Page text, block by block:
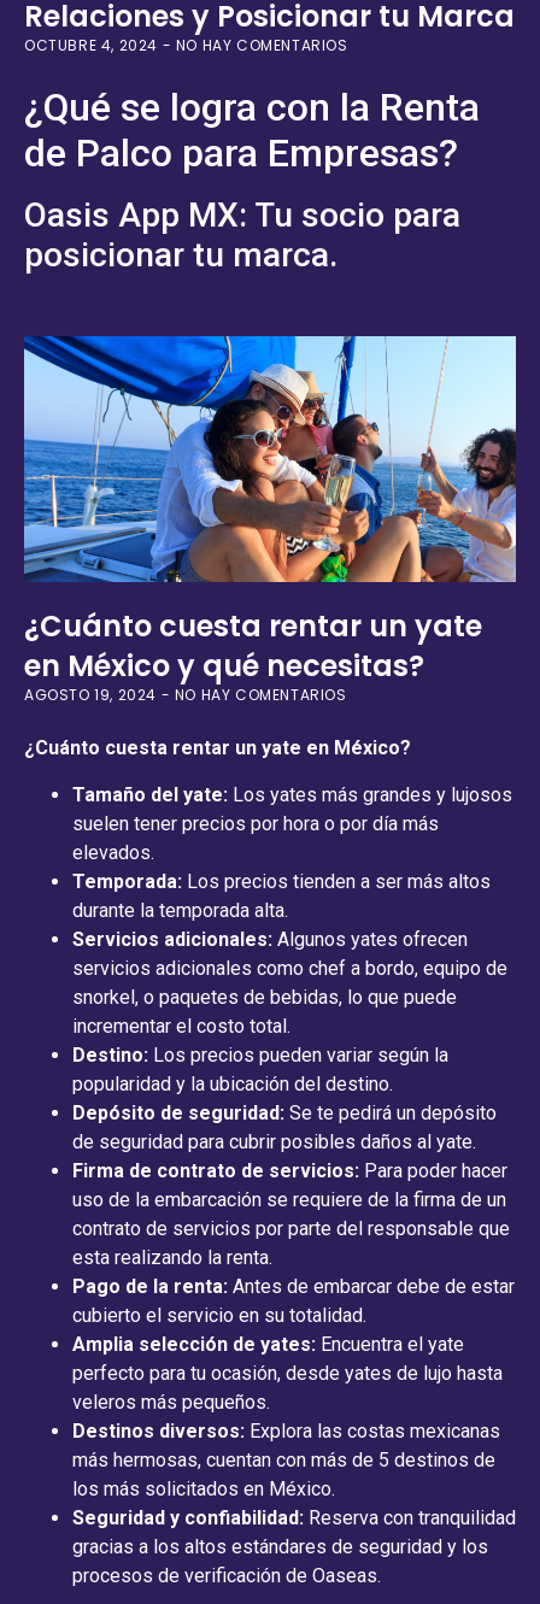
Relaciones y Posicionar tu Marca
OCTUBRE 4, 2024 NO HAY COMENTARIOS
¿Qué se logra con la Renta
de Palco para Empresas?
Oasis App MX: Tu socio para
posicionar tu marca.
¿Cuánto cuesta rentar un yate
en México y qué necesitas?
AGOSTO 19, 2024 NO HAY COMENTARIOS
¿Cuánto cuesta rentar un yate en México?
Tamaño del yate: Los yates más grandes y lujosos
suelen tener precios por hora o por día más
elevados.
Temporada: Los precios tienden a ser más altos
durante la temporada alta.
Servicios adicionales: Algunos yates ofrecen
servicios adicionales como chef a bordo, equipo de
snorkel, o paquetes de bebidas, lo que puede
incrementar el costo total.
Destino: Los precios pueden variar según la
popularidad y la ubicación del destino.
Depósito de seguridad: Se te pedirá un depósito
de seguridad para cubrir posibles daños al yate.
Firma de contrato de servicios: Para poder hacer
uso de la embarcación se requiere de la firma de un
contrato de servicios por parte del responsable que
esta realizando la renta.
Pago de la renta: Antes de embarcar debe de estar
cubierto el servicio en su totalidad.
Amplia selección de yates: Encuentra el yate
perfecto para tu ocasión, desde yates de lujo hasta
veleros más pequeños.
Destinos diversos: Explora las costas mexicanas
más hermosas, cuentan con más de 5 destinos de
los más solicitados en México.
Seguridad y confiabilidad: Reserva con tranquilidad
gracias a los altos estándares de seguridad y los
procesos de verificación de Oaseas.